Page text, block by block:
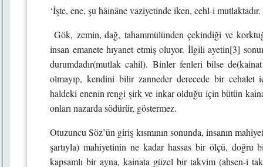
‘İşte, ene, şu hâinâne vaziyetinde iken, cehl-i
Gök, zemin, dağ, tahammülünden çekindiği ve
insan emanete hıyanet etmiş oluyor. İlgili ayetin[3]
durumdadır(mutlak cahil). Binler fenleri bilse
olmayıp, kendini bilir zanneder derecede bir cehalet
haldeki enenin rengi şirk ve inkar olduğu için bütün
onları nazarda södürür, göstermez.
Otuzuncu Söz’ün giriş kısmının sonunda, insanın
şartıyla) mahiyetinin ne kadar hassas bir ölçü, doğru
kapsamlı bir ayna, kainata güzel bir takvim (ahsen-i